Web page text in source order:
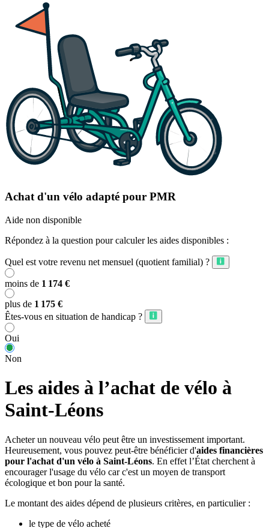
Achat d'un vélo adapté pour PMR
Aide non disponible
Répondez à la question pour calculer les aides disponibles :
Quel est votre revenu net mensuel (quotient familial) ?
moins de 1 174 €
plus de 1 175 €
Êtes-vous en situation de handicap ?
Oui
Non
Les aides à l’achat de vélo à
Saint-Léons
Acheter un nouveau vélo peut être un investissement important.
Heureusement, vous pouvez peut-être bénéficier d'aides financières
pour l'achat d'un vélo à Saint-Léons. En effet l’État cherchent à
encourager l'usage du vélo car c'est un moyen de transport
écologique et bon pour la santé.
Le montant des aides dépend de plusieurs critères, en particulier :
le type de vélo acheté